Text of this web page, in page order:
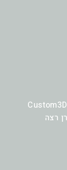
המרד במתוכנן: איך אנחנו ב-Custom3D
רצה